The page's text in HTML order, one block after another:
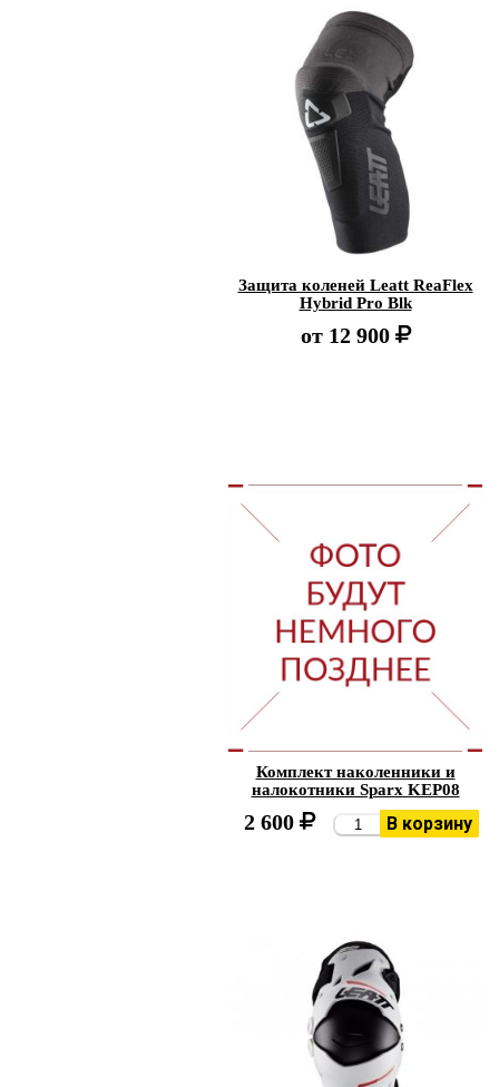
Защита коленей Leatt ReaFlex
Hybrid Pro Blk
от 12 900
Комплект наколенники и
налокотники Sparx KEP08
2 600 В корзину